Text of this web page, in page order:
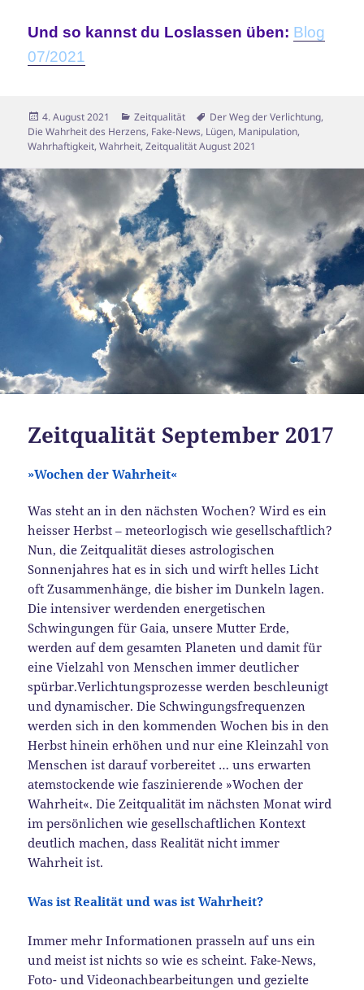
Und so kannst du Loslassen üben: Blog
07/2021
Veröffentlicht
am
4. August 2021 Kategorien
Zeitqualität Schlagwörter
Der Weg der Verlichtung,
Die Wahrheit des Herzens, Fake-News, Lügen, Manipulation,
Wahrhaftigkeit,Wahrheit,Zeitqualität August 2021
Zeitqualität September 2017
»Wochen der Wahrheit«
Was steht an in den nächsten Wochen? Wird es ein
heisser Herbst – meteorlogisch wie gesellschaftlich?
Nun, die Zeitqualität dieses astrologischen
Sonnenjahres hat es in sich und wirft helles Licht
oft Zusammenhänge, die bisher im Dunkeln lagen.
Die intensiver werdenden energetischen
Schwingungen für Gaia, unsere Mutter Erde,
werden auf dem gesamten Planeten und damit für
eine Vielzahl von Menschen immer deutlicher
spürbar.Verlichtungsprozesse werden beschleunigt
und dynamischer. Die Schwingungsfrequenzen
werden sich in den kommenden Wochen bis in den
Herbst hinein erhöhen und nur eine Kleinzahl von
Menschen ist darauf vorbereitet … uns erwarten
atemstockende wie faszinierende »Wochen der
Wahrheit«. Die Zeitqualität im nächsten Monat wird
im persönlichen wie gesellschaftlichen Kontext
deutlich machen, dass Realität nicht immer
Wahrheit ist.
Was ist Realität und was ist Wahrheit?
Immer mehr Informationen prasseln auf uns ein
und meist ist nichts so wie es scheint. Fake-News,
Foto- und Videonachbearbeitungen und gezielte